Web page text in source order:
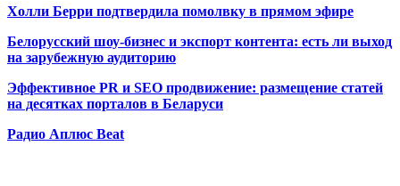
Холли Берри подтвердила помолвку в прямом эфире
Белорусский шоу-бизнес и экспорт контента: есть ли выход
на зарубежную аудиторию
Эффективное PR и SEO продвижение: размещение статей
на десятках порталов в Беларуси
Радио Аплюс Beat